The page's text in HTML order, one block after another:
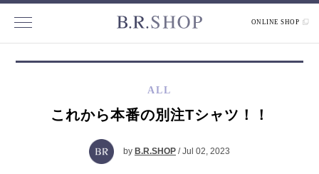
ONLINE SHOP
ALL
これから本番の別注Tシャツ！！
by B.R.SHOP / Jul 02, 2023